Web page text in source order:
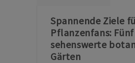
Spannende Ziele
Pflanzenfans: Fünf
sehenswerte
Gärten